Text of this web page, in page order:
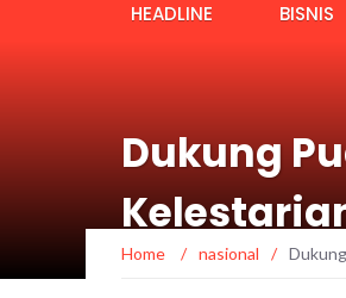
HEADLINE BISNIS
Dukung
Home / nasional /